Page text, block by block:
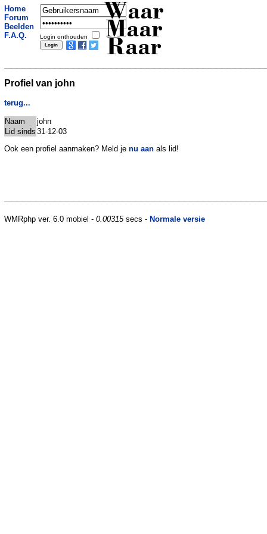
Home
Forum
Beelden
F.A.Q.
Login onthouden
Waar
Maar
Raar
Profiel van john
terug...
Naam
john
Lid sinds 31-12-03
Ook een profiel aanmaken? Meld je nu aan als lid!
WMRphp ver. 6.0 mobiel - 0.00315secs - Normale versie